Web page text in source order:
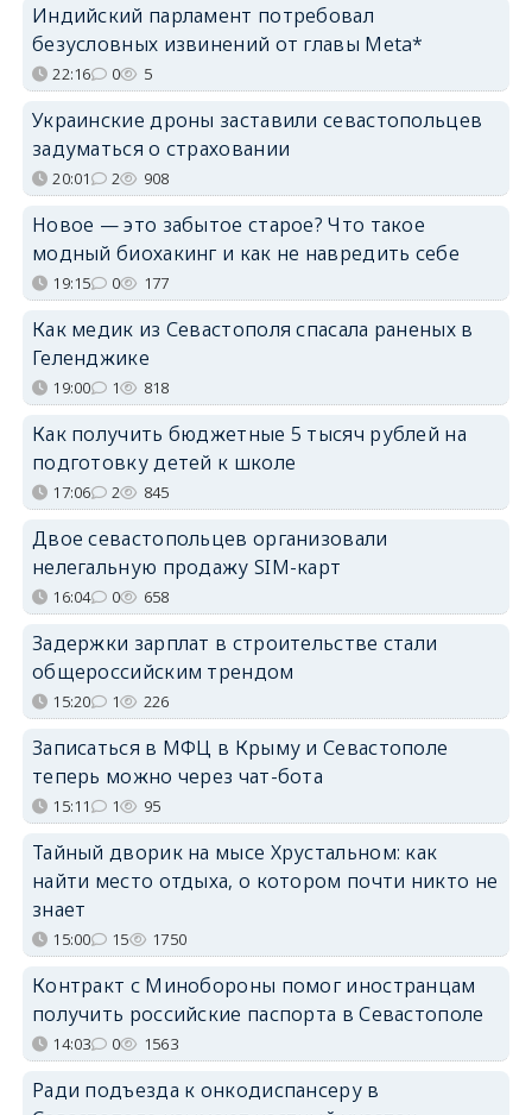
Индийский парламент потребовал
безусловных извинений от главы Meta*
22:16 0 5
Украинские дроны заставили севастопольцев
задуматься о страховании
20:01 2 908
Новое — это забытое старое? Что такое
модный биохакинг и как не навредить себе
19:15 0 177
Как медик из Севастополя спасала раненых в
Геленджике
19:00 1 818
Как получить бюджетные 5 тысяч рублей на
подготовку детей к школе
17:06 2 845
Двое севастопольцев организовали
нелегальную продажу SIM-карт
16:04 0 658
Задержки зарплат в строительстве стали
общероссийским трендом
15:20 1 226
Записаться в МФЦ в Крыму и Севастополе
теперь можно через чат-бота
15:11 1 95
Тайный дворик на мысе Хрустальном: как
найти место отдыха, о котором почти никто не
знает
15:00 15 1750
Контракт с Минобороны помог иностранцам
получить российские паспорта в Севастополе
14:03 0 1563
Ради подъезда к онкодиспансеру в